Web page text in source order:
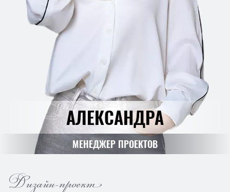
АЛЕКСАНДРА
МЕНЕДЖЕР ПРОЕКТОВ
Дизайн-проект